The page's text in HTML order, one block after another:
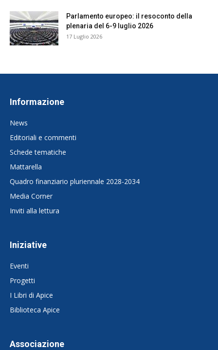
Parlamento europeo: il resoconto della
plenaria del 6-9 luglio 2026
17 Luglio 2026
Informazione
News
Editoriali e commenti
Schede tematiche
Mattarella
Quadro finanziario pluriennale 2028-2034
Media Corner
Inviti alla lettura
Iniziative
Eventi
Progetti
I Libri di Apice
Biblioteca Apice
Associazione